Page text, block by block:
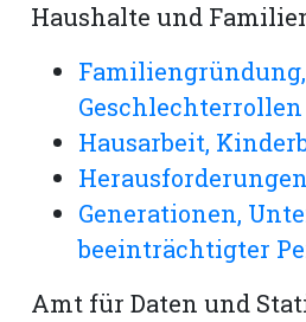
Haushalte und
Familiengründung,
Geschlechterrollen
Hausarbeit,
Generationen,
beeinträchtigter
Amt für Daten und